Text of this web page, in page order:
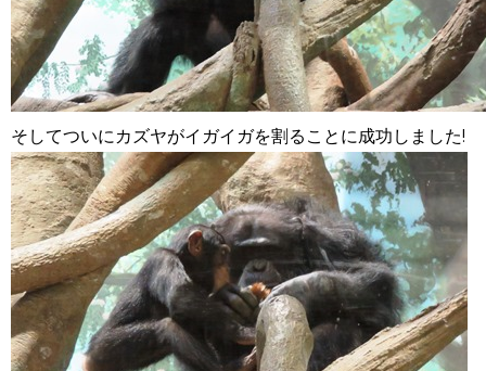
そしてついにカズヤがイガイガを割ることに成功しました!